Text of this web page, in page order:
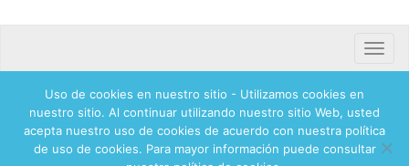
Toggle
Banca mifel 71250 Hadassah Mexico
© 2026 Hadassah International, Ltd. Hadassah, the H logo, the Hadassah International
Uso de cookies en nuestro sitio - Utilizamos cookies en
nuestro sitio. Al continuar utilizando nuestro sitio Web, usted
acepta nuestro uso de cookies de acuerdo con nuestra política
de uso de cookies. Para mayor información puede consultar